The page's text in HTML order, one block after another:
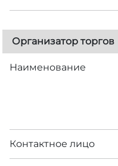
Организатор торгов
Наименование
Контактное лицо